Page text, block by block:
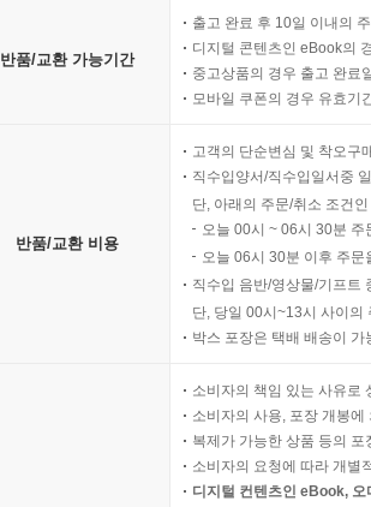
반품/교환 가능기간
출고 완료 후 10일 이내의
디지털 콘텐츠인 eBook의
중고상품의 경우 출고 완료
모바일 쿠폰의 경우 유효기
반품/교환 비용
고객의 단순변심 및 착오구
직수입양서/직수입일서중
단, 아래의 주문/취소 조건
오늘 00시 ~ 06시 30분
오늘 06시 30분 이후 주
직수입 음반/영상물/기프트
단, 당일 00시~13시 사이의
박스 포장은 택배 배송이
소비자의 책임 있는 사유로
소비자의 사용, 포장 개봉
복제가 가능한 상품 등의
소비자의 요청에 따라 개별
디지털 컨텐츠인 eBook,